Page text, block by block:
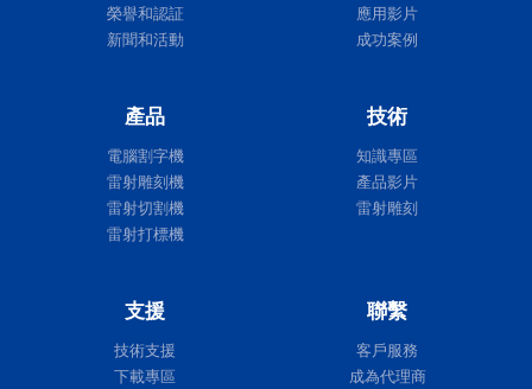
榮譽和認証
新聞和活動
應用影片
成功案例
產品
電腦割字機
雷射雕刻機
雷射切割機
雷射打標機
技術
知識專區
產品影片
雷射雕刻
支援
技術支援
下載專區
聯繫
客戶服務
成為代理商